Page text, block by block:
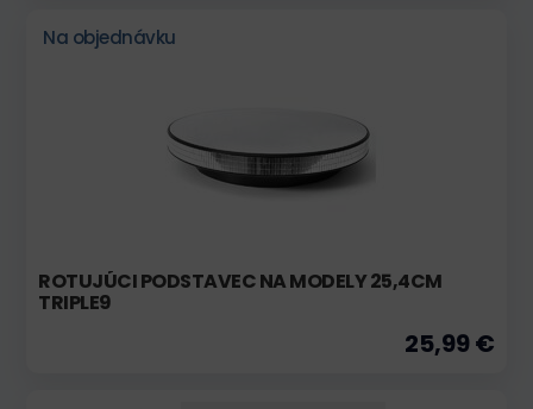
Na objednávku
ROTUJÚCI PODSTAVEC NA MODELY 25,4CM
TRIPLE9
25,99 €